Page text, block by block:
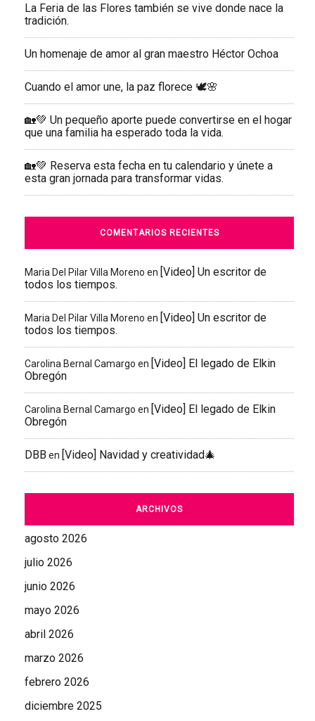
La Feria de las Flores también se vive donde nace la
tradición.
Un homenaje de amor al gran maestro Héctor Ochoa
Cuando el amor une, la paz florece 🕊️🌸
🏡💚 Un pequeño aporte puede convertirse en el hogar
que una familia ha esperado toda la vida.
🏡💚 Reserva esta fecha en tu calendario y únete a
esta gran jornada para transformar vidas.
COMENTARIOS RECIENTES
Maria Del Pilar Villa Moreno en [Video] Un escritor de
todos los tiempos.
Maria Del Pilar Villa Moreno en [Video] Un escritor de
todos los tiempos.
Carolina Bernal Camargo en [Video] El legado de Elkin
Obregón
Carolina Bernal Camargo en [Video] El legado de Elkin
Obregón
DBB en [Video] Navidad y creatividad🎄
ARCHIVOS
agosto 2026
julio 2026
junio 2026
mayo 2026
abril 2026
marzo 2026
febrero 2026
diciembre 2025